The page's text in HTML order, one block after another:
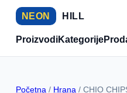
NEON HILL
ProizvodiKategorije
Početna / Hrana / CHIO